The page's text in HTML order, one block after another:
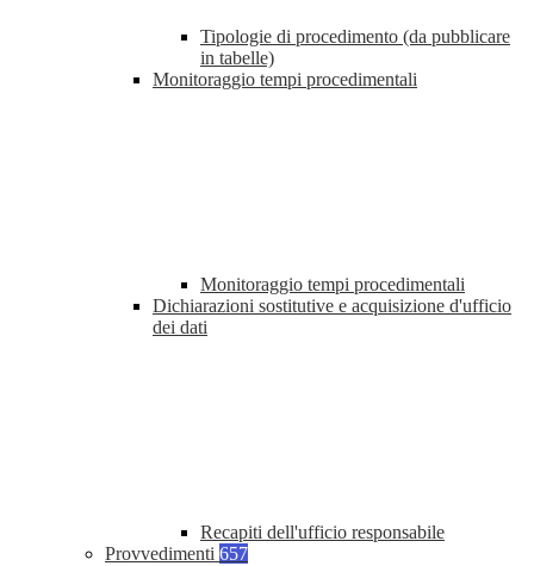
Tipologie di procedimento (da pubblicare
in tabelle)
Monitoraggio tempi procedimentali
Monitoraggio tempi procedimentali
Dichiarazioni sostitutive e acquisizione d'ufficio
dei dati
Recapiti dell'ufficio responsabile
Provvedimenti 657